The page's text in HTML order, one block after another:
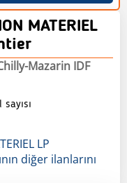
MATERIEL
Mazarin IDF
LP
diğer ilanlarını